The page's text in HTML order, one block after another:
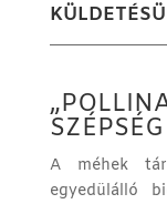
A méhek
egyedülálló